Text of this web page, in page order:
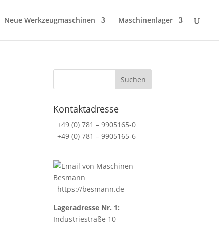
Neue Werkzeugmaschinen Maschinenlager
Kontaktadresse
+49 (0) 781 – 9905165-0
+49 (0) 781 – 9905165-6
https://besmann.de
Lageradresse Nr. 1:
Industriestraße 10